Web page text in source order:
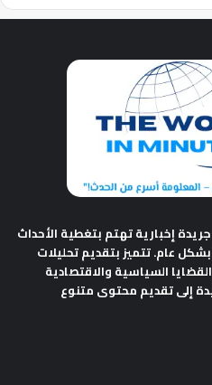
إخبارية تهتم بتغطية الأحداث
بشكل عام. تتميز بتقديم تحليلات
السياسية والاقتصادية
إلى تقديم محتوى متنوع